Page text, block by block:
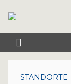
STANDORTE